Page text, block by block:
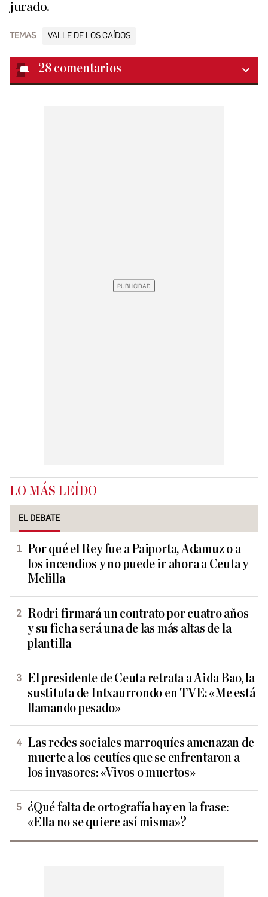
jurado.
TEMAS VALLE DE LOS CAÍDOS
28 comentarios
LO MÁS LEÍDO
EL DEBATE
Por qué el Rey fue a Paiporta, Adamuz o a
los incendios y no puede ir ahora a Ceuta y
Melilla
Rodri firmará un contrato por cuatro años
y su ficha será una de las más altas de la
plantilla
El presidente de Ceuta retrata a Aida Bao, la
sustituta de Intxaurrondo en TVE: «Me está
llamando pesado»
Las redes sociales marroquíes amenazan de
muerte a los ceutíes que se enfrentaron a
los invasores: «Vivos o muertos»
¿Qué falta de ortografía hay en la frase:
«Ella no se quiere así misma»?